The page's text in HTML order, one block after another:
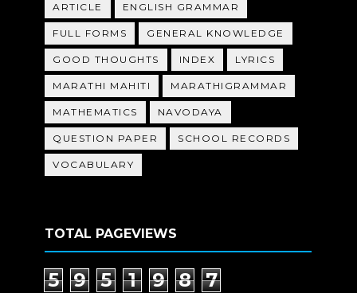
ARTICLE ENGLISH GRAMMAR
FULL FORMS GENERAL KNOWLEDGE
GOOD THOUGHTS INDEX LYRICS
MARATHI MAHITI MARATHIGRAMMAR
MATHEMATICS NAVODAYA
QUESTION PAPER SCHOOL RECORDS
VOCABULARY
TOTAL PAGEVIEWS
5 9 5 1 9 8 7